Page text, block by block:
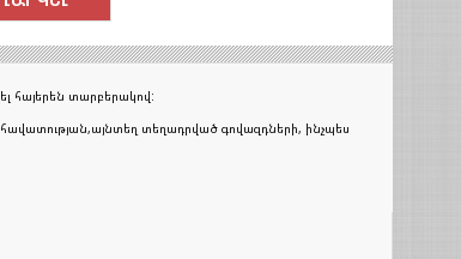
հայերեն տարբերակով:
տեղադրված գովազդների, ինչպես